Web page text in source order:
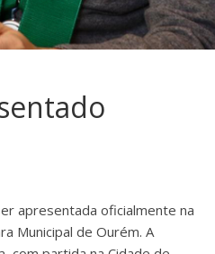
apresentada oficialmente na
Municipal de Ourém. A